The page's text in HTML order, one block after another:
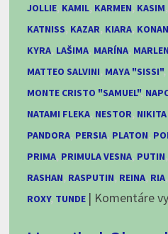
JOLLIE, KAMIL, KARMEN, KASIM,
KATNISS, KAZAR, KIARA,
KYRA, LAŠIMA, MARÍNA,
MATTEO SALVINI, MAYA "SISSI",
MONTE CRISTO "SAMUEL",
NATAMI FLEKA, NESTOR, NIKITA
PANDORA, PERSIA, PLATON,
PRIMA, PRIMULA VESNA, PUTIN,
RASHAN, RASPUTIN, REINA, RIA,
ROXY, TUNDE | Komentáre